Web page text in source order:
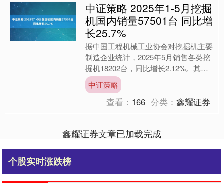
中证策略 2025年1-5月挖掘
机国内销量57501台 同比增
长25.7%
据中国工程机械工业协会对挖掘机主要
制造企业统计，2025年5月销售各类挖
掘机18202台，同比增长2.12%。其中
国内销量8392台，同比下降1.48%；出
口量....
中证策略
查看： 166 分类：鑫耀证券
鑫耀证券文章已加载完成
个股实时涨跌榜